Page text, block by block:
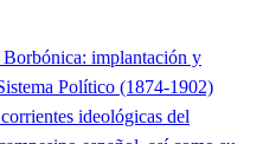
implantación y
Político (1874-1902)
ideológicas del